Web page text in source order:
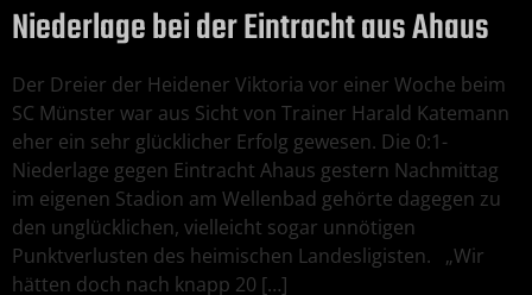
Niederlage bei der Eintracht aus Ahaus
Der Dreier der Heidener Viktoria vor einer Woche beim
SC Münster war aus Sicht von Trainer Harald Katemann
eher ein sehr glücklicher Erfolg gewesen. Die 0:1-
Niederlage gegen Eintracht Ahaus gestern Nachmittag
im eigenen Stadion am Wellenbad gehörte dagegen zu
den unglücklichen, vielleicht sogar unnötigen
Punktverlusten des heimischen Landesligisten. „Wir
hätten doch nach knapp 20 […]